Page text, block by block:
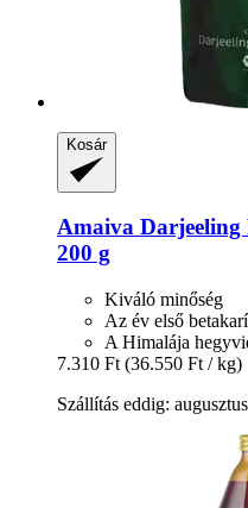
Kosár
Amaiva Darjeeling
200 g
Kiváló minőség
Az év első
A Himalája
7.310 Ft (36.550 Ft / kg)
Szállítás eddig: